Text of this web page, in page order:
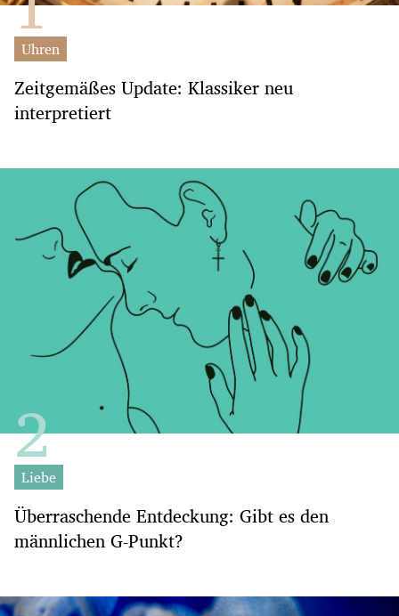
Uhren
Zeitgemäßes Update: Klassiker neu
interpretiert
Liebe
Überraschende Entdeckung: Gibt es den
männlichen G-Punkt?